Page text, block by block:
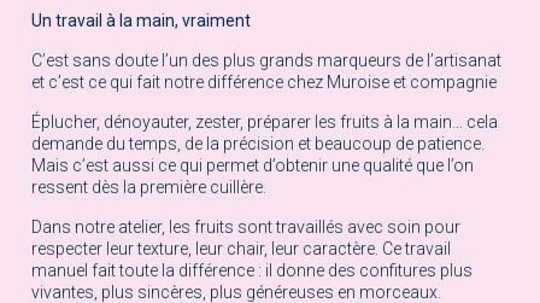
Un travail à la main, vraiment
C’est sans doute l’un des plus grands marqueurs de l’artisanat
et c’est ce qui fait notre différence chez Muroise et compagnie
Éplucher, dénoyauter, zester, préparer les fruits à la main… cela
demande du temps, de la précision et beaucoup de patience.
Mais c’est aussi ce qui permet d’obtenir une qualité que l’on
ressent dès la première cuillère.
Dans notre atelier, les fruits sont travaillés avec soin pour
respecter leur texture, leur chair, leur caractère. Ce travail
manuel fait toute la différence : il donne des confitures plus
vivantes, plus sincères, plus généreuses en morceaux.